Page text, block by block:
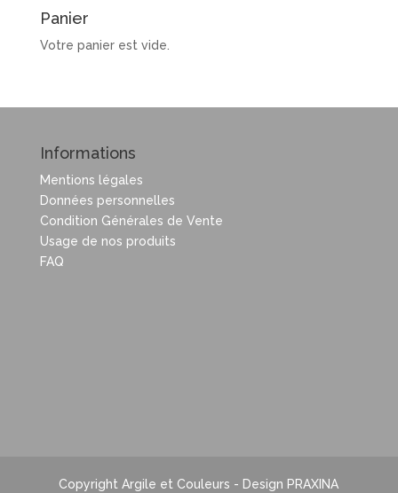
Panier
Votre panier est vide.
Informations
Mentions légales
Données personnelles
Condition Générales de Vente
Usage de nos produits
FAQ
Copyright Argile et Couleurs - Design PRAXINA